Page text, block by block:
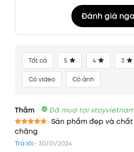
Đánh giá
Tất cả 5 4 3
Có video Có ảnh
Thắm Đã mua tại
Được xếp
sao
Sản phẩm đẹp và
chăng
Trả lời •30/01/2024